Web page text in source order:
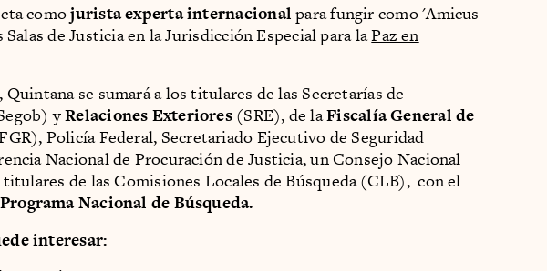
comojurista experta internacional para fungir como 'Amicus
Salas de Justicia en la Jurisdicción Especial para laPaz en
Quintana se sumará a los titulares de las Secretarías de
yRelaciones Exteriores(SRE), de laFiscalía General de
Policía Federal, Secretariado Ejecutivo de Seguridad
Nacional de Procuración de Justicia, un Consejo Nacional
de las Comisiones Locales de Búsqueda (CLB), con el
Programa Nacional de Búsqueda.
interesar: